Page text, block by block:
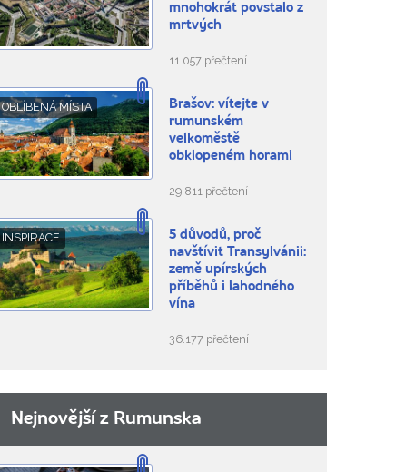
mnohokrát povstalo z
mrtvých
11.057 přečtení
OBLÍBENÁ MÍSTA
Brašov: vítejte v
rumunském
velkoměstě
obklopeném horami
29.811 přečtení
INSPIRACE
5 důvodů, proč
navštívit Transylvánii:
země upírských
příběhů i lahodného
vína
36.177 přečtení
Nejnovější z Rumunska